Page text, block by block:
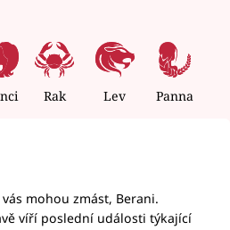
Rak Lev Panna
mohou zmást, Berani.
víří poslední události týkající